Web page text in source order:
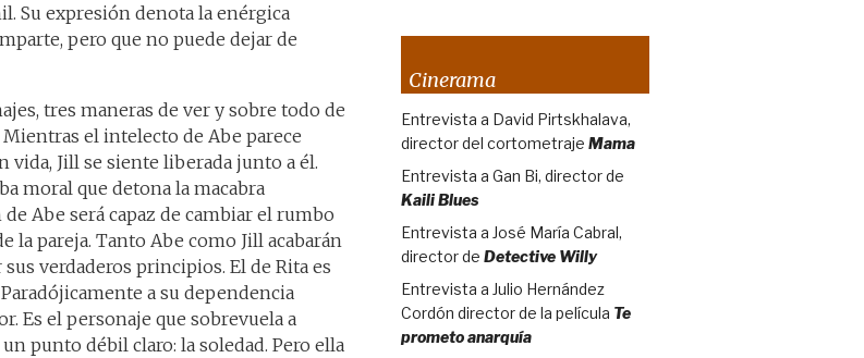
Su expresión denota la enérgica
pero que no puede dejar de
tres maneras de ver y sobre todo de
el intelecto de Abe parece
vida, Jill se siente liberada junto a él.
moral que detona la macabra
Abe será capaz de cambiar el rumbo
la pareja. Tanto Abe como Jill acabarán
verdaderos principios. El de Rita es
Paradójicamente a su dependencia
Es el personaje que sobrevuela a
punto débil claro: la soledad. Pero ella
Cinerama
Entrevista a David Pirtskhalava,
director del cortometraje Mama
Entrevista a Gan Bi, director de
Kaili Blues
Entrevista a José María Cabral,
director de Detective Willy
Entrevista a Julio Hernández
Cordón director de la película Te
prometo anarquía